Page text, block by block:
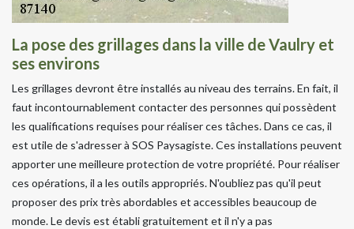
La pose des grillages dans la ville de Vaulry et
ses environs
Les grillages devront être installés au niveau des terrains. En fait, il
faut incontournablement contacter des personnes qui possèdent
les qualifications requises pour réaliser ces tâches. Dans ce cas, il
est utile de s'adresser à SOS Paysagiste. Ces installations peuvent
apporter une meilleure protection de votre propriété. Pour réaliser
ces opérations, il a les outils appropriés. N'oubliez pas qu'il peut
proposer des prix très abordables et accessibles beaucoup de
monde. Le devis est établi gratuitement et il n'y a pas